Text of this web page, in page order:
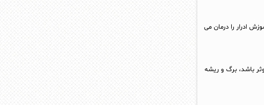
ادرار را درمان می
باشد، برگ و ریشه